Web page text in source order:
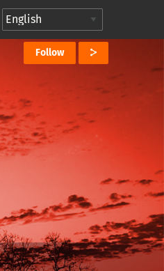
Follow